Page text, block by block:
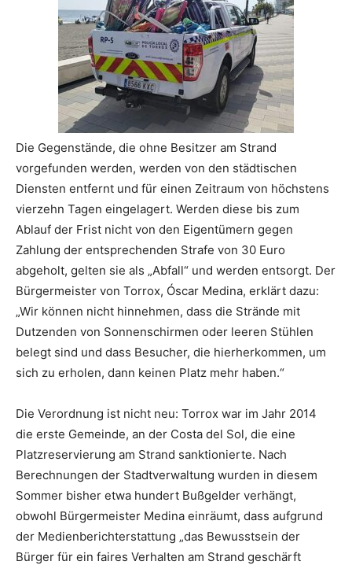
Die Gegenstände, die ohne Besitzer am Strand
vorgefunden werden, werden von den städtischen
Diensten entfernt und für einen Zeitraum von höchstens
vierzehn Tagen eingelagert. Werden diese bis zum
Ablauf der Frist nicht von den Eigentümern gegen
Zahlung der entsprechenden Strafe von 30 Euro
abgeholt, gelten sie als „Abfall“ und werden entsorgt. Der
Bürgermeister von Torrox, Óscar Medina, erklärt dazu:
„Wir können nicht hinnehmen, dass die Strände mit
Dutzenden von Sonnenschirmen oder leeren Stühlen
belegt sind und dass Besucher, die hierherkommen, um
sich zu erholen, dann keinen Platz mehr haben.“
Die Verordnung ist nicht neu: Torrox war im Jahr 2014
die erste Gemeinde, an der Costa del Sol, die eine
Platzreservierung am Strand sanktionierte. Nach
Berechnungen der Stadtverwaltung wurden in diesem
Sommer bisher etwa hundert Bußgelder verhängt,
obwohl Bürgermeister Medina einräumt, dass aufgrund
der Medienberichterstattung „das Bewusstsein der
Bürger für ein faires Verhalten am Strand geschärft